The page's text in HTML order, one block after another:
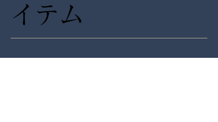
イテム